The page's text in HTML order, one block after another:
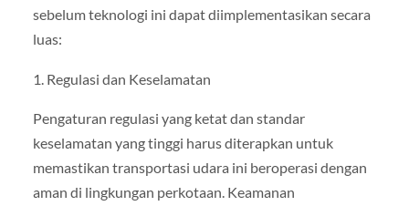
sebelum teknologi ini dapat diimplementasikan secara
luas:
1. Regulasi dan Keselamatan
Pengaturan regulasi yang ketat dan standar
keselamatan yang tinggi harus diterapkan untuk
memastikan transportasi udara ini beroperasi dengan
aman di lingkungan perkotaan. Keamanan